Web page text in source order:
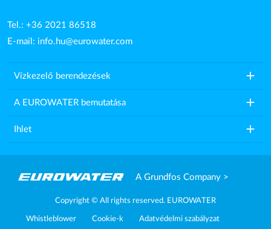
Tel.: +36 2021 86518
E-mail: info.hu@eurowater.com
Vízkezelő berendezések add
A EUROWATER bemutatása add
Ihlet add
A Grundfos Company >
Copyright © All rights reserved. EUROWATER
Whistleblower Cookie-k Adatvédelmi szabályzat